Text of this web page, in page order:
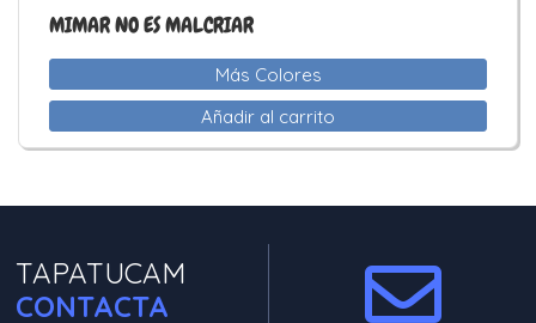
MIMAR NO ES MALCRIAR
Más Colores
Añadir al carrito
TAPATUCAM
CONTACTA